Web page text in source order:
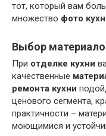
тот, который вам
множество фото
Выбор
При отделке кухни
качественные
ремонта кухни
ценового сегмента,
практичности –
моющимися и